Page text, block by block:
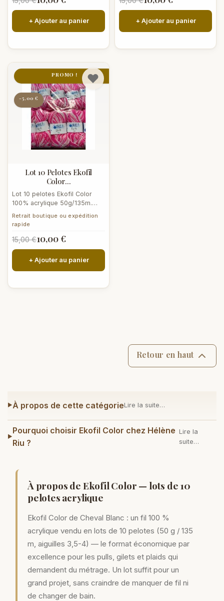
+ Ajouter au panier + Ajouter au panier
Lot 10 Pelotes Ekofil
Color...
Lot 10 pelotes Ekofil Color
100% acrylique 50g/135m.
créatifs,...
Retrait boutique ou expédition
rapide
15,00 €10,00 €
+ Ajouter au panier
PROMO !
-5,00 €
Retour en haut
À propos de cette catégorieLire la suite…
Pourquoi choisir Ekofil Color chez Hélène
Riu ?
Lire la
suite…
À propos de Ekofil Color — lots de 10
pelotes acrylique
Ekofil Color de Cheval Blanc : un fil 100 %
acrylique vendu en lots de 10 pelotes (50 g / 135
m, aiguilles 3,5-4) — le format économique par
excellence pour les pulls, gilets et plaids qui
demandent du métrage. Un lot suffit pour un
grand projet, sans craindre de manquer de fil ni
de changer de bain.